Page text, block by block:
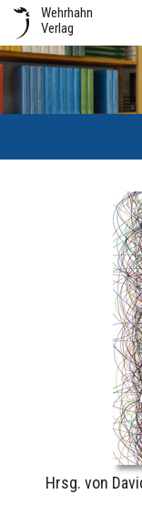
Wehrhahn
Verlag
Hrsg. von